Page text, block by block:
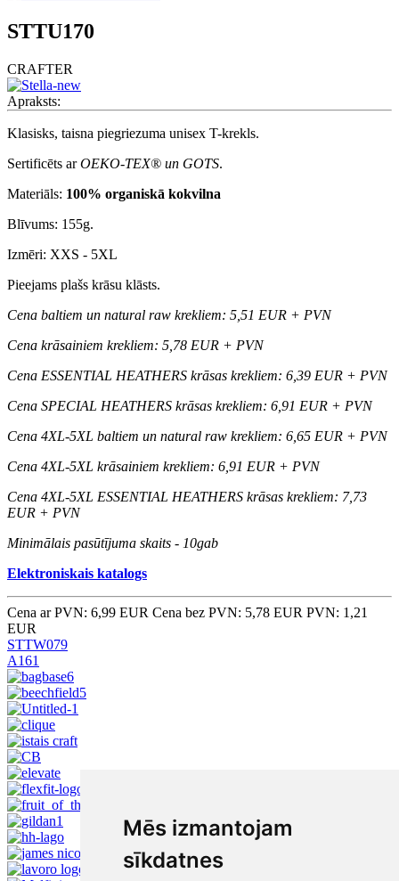
Mēs izmantojam
sīkdatnes
STTU170
CRAFTER
Apraksts:
Klasisks, taisna piegriezuma unisex T-krekls.
Sertificēts arOEKO-TEX® un GOTS.
Materiāls: 100% organiskā kokvilna
Blīvums: 155g.
Izmēri: XXS - 5XL
Pieejams plašs krāsu klāsts.
Cena baltiem un natural raw krekliem: 5,51 EUR + PVN
Cena krāsainiem krekliem: 5,78 EUR + PVN
Cena ESSENTIAL HEATHERS krāsas krekliem: 6,39 EUR + PVN
Cena SPECIAL HEATHERS krāsas krekliem: 6,91 EUR + PVN
Cena 4XL-5XL baltiem un natural raw krekliem: 6,65 EUR + PVN
Cena 4XL-5XL krāsainiem krekliem: 6,91 EUR + PVN
Cena 4XL-5XL ESSENTIAL HEATHERS krāsas krekliem: 7,73
EUR + PVN
Minimālais pasūtījuma skaits - 10gab
Elektroniskais katalogs
Cena ar PVN: 6,99 EUR Cena bez PVN: 5,78 EUR PVN: 1,21
EUR
STTW079
A161